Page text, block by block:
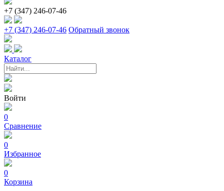
+7 (347) 246-07-46
+7 (347) 246-07-46 Обратный звонок
Каталог
Войти
0
Сравнение
0
Избранное
0
Корзина